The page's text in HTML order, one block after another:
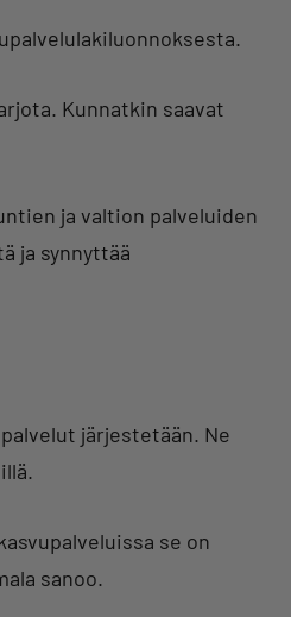
Kunnatkin saavat
ja valtion palveluiden
ja synnyttää
järjestetään. Ne
se on
sanoo.